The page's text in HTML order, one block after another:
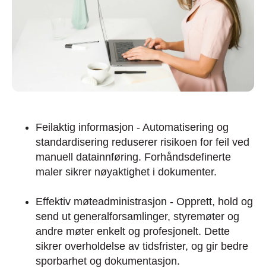
Feilaktig informasjon - Automatisering og
standardisering reduserer risikoen for feil ved
manuell datainnføring. Forhåndsdefinerte
maler sikrer nøyaktighet i dokumenter.
Effektiv møteadministrasjon - Opprett, hold og
send ut generalforsamlinger, styremøter og
andre møter enkelt og profesjonelt. Dette
sikrer overholdelse av tidsfrister, og gir bedre
sporbarhet og dokumentasjon.